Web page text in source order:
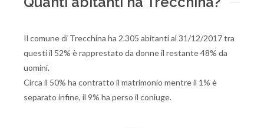
Il comune di Trecchina ha 2.305 abitanti al 31/12/2017 tra
questi il 52% è rapprestato da donne il restante 48% da
uomini.
Circa il 50% ha contratto il matrimonio mentre il 1% è
separato infine, il 9% ha perso il coniuge.